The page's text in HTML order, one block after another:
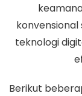
teknologi
Berikut